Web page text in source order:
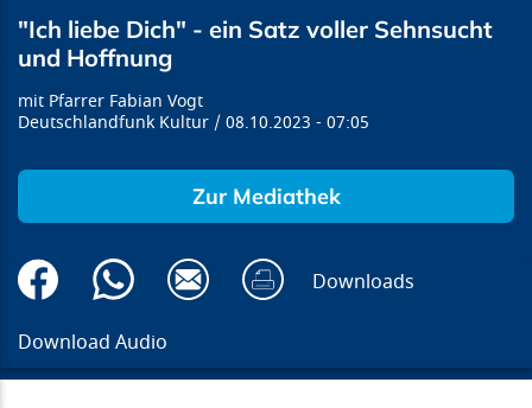
"Ich liebe Dich" - ein Satz voller Sehnsucht
und Hoffnung
Pfarrer Fabian Vogt
Deutschlandfunk Kultur
08.10.2023 07:05
Zur Mediathek
Downloads
Download Audio